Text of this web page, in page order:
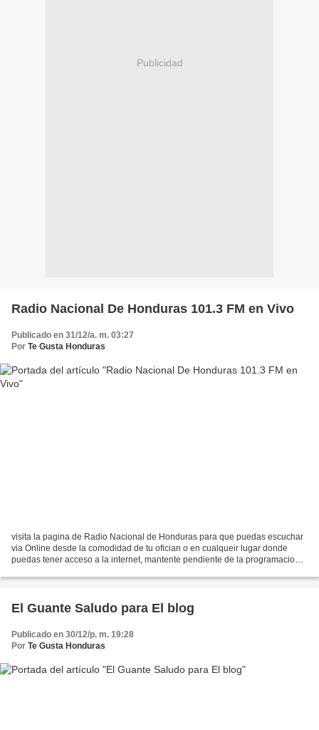
Publicidad
Radio Nacional De Honduras 101.3 FM en Vivo
Publicado en 31/12/a. m. 03:27
Por Te Gusta Honduras
visita la pagina de Radio Nacional de Honduras para que puedas escuchar
via Online desde la comodidad de tu ofician o en cualqueir lugar donde
puedas tener acceso a la internet, mantente pendiente de la programacion
El Guante Saludo para El blog
Publicado en 30/12/p. m. 19:28
Por Te Gusta Honduras